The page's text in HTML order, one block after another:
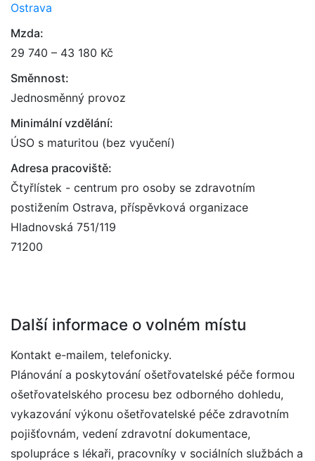
Ostrava
Mzda:
29 740 – 43 180 Kč
Směnnost:
Jednosměnný provoz
Minimální vzdělání:
ÚSO s maturitou (bez vyučení)
Adresa pracoviště:
Čtyřlístek - centrum pro osoby se zdravotním
postižením Ostrava, příspěvková organizace
Hladnovská 751/119
71200
Další informace o volném místu
Kontakt e-mailem, telefonicky.
Plánování a poskytování ošetřovatelské péče formou
ošetřovatelského procesu bez odborného dohledu,
vykazování výkonu ošetřovatelské péče zdravotním
pojišťovnám, vedení zdravotní dokumentace,
spolupráce s lékaři, pracovníky v sociálních službách a